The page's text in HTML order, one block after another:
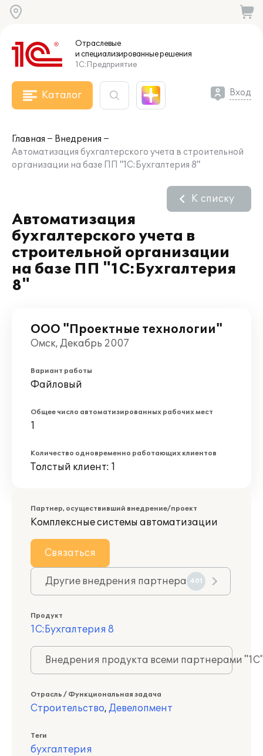
Отраслевые
и специализированныерешения
1С:Предприятие
Каталог Вход
Главная
Внедрения
Автоматизация бухгалтерского учета в строительной
организации на базе ПП "1С:Бухгалтерия 8"
Автоматизация
бухгалтерского учета в
строительной организации
на базе ПП "1С:Бухгалтерия
8"
К списку
ООО "Проектные технологии"
Омск, Декабрь 2007
Вариант работы
Файловый
Общее число автоматизированных рабочих мест
1
Количество одновременно работающих клиентов
Толстый клиент: 1
Партнер, осуществивший внедрение/проект
Комплексные системы автоматизации
Связаться
Другие внедрения партнера 401
Продукт
1С:Бухгалтерия 8
Внедрения продукта всеми партнерами
Отрасль / Функциональная задача
Строительство, Девелопмент
Теги
бухгалтерия